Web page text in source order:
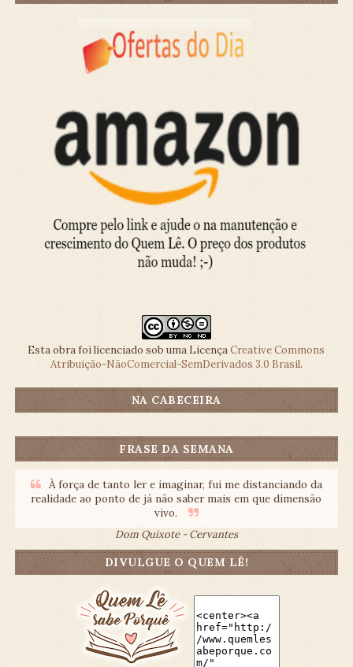
Esta obra foi licenciado sob uma LicençaCreative Commons
Atribuição-NãoComercial-SemDerivados 3.0 Brasil.
NA CABECEIRA
FRASE DA SEMANA
À força de tanto ler e imaginar, fui me distanciando da
realidade ao ponto de já não saber mais em que dimensão
vivo.
Dom Quixote - Cervantes
DIVULGUE O QUEM LÊ!